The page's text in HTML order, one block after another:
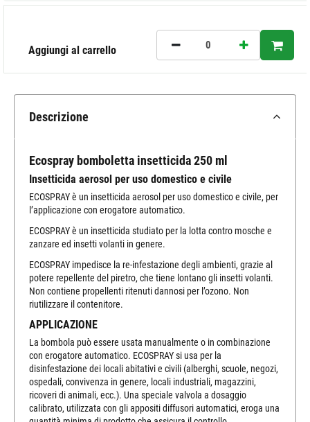
Aggiungi al carrello
Descrizione
Ecospray bomboletta insetticida 250 ml
Insetticida aerosol per uso domestico e civile
ECOSPRAY è un insetticida aerosol per uso domestico e civile, per
l’applicazione con erogatore automatico.
ECOSPRAY è un insetticida studiato per la lotta contro mosche e
zanzare ed insetti volanti in genere.
ECOSPRAY impedisce la re-infestazione degli ambienti, grazie al
potere repellente del piretro, che tiene lontano gli insetti volanti.
Non contiene propellenti ritenuti dannosi per l’ozono. Non
riutilizzare il contenitore.
APPLICAZIONE
La bombola può essere usata manualmente o in combinazione
con erogatore automatico. ECOSPRAY si usa per la
disinfestazione dei locali abitativi e civili (alberghi, scuole, negozi,
ospedali, convivenza in genere, locali industriali, magazzini,
ricoveri di animali, ecc.). Una speciale valvola a dosaggio
calibrato, utilizzata con gli appositi diffusori automatici, eroga una